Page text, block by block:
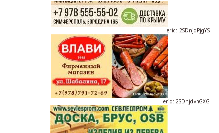
erid: 2SDnjdvhGXG